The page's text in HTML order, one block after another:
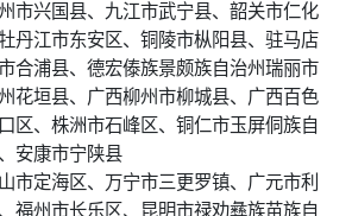
市兴国县、九江市武宁县、韶关市仁化
丹江市东安区、铜陵市枞阳县、驻马店
合浦县、德宏傣族景颇族自治州瑞丽市
花垣县、广西柳州市柳城县、广西百色
区、株洲市石峰区、铜仁市玉屏侗族自
安康市宁陕县
市定海区、万宁市三更罗镇、广元市利
福州市长乐区、昆明市禄劝彝族苗族自